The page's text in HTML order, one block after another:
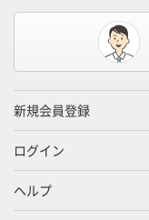
新規会員登録
ログイン
ヘルプ